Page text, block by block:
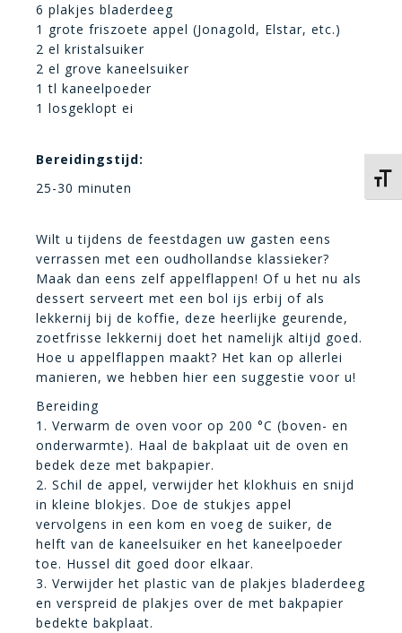
6 plakjes bladerdeeg
1 grote friszoete appel (Jonagold, Elstar, etc.)
2 el kristalsuiker
2 el grove kaneelsuiker
1 tl kaneelpoeder
1 losgeklopt ei
Bereidingstijd:
25-30 minuten
Wilt u tijdens de feestdagen uw gasten eens
verrassen met een oudhollandse klassieker?
Maak dan eens zelf appelflappen! Of u het nu als
dessert serveert met een bol ijs erbij of als
lekkernij bij de koffie, deze heerlijke geurende,
zoetfrisse lekkernij doet het namelijk altijd goed.
Hoe u appelflappen maakt? Het kan op allerlei
manieren, we hebben hier een suggestie voor u!
Bereiding
1. Verwarm de oven voor op 200 °C (boven- en
onderwarmte). Haal de bakplaat uit de oven en
bedek deze met bakpapier.
2. Schil de appel, verwijder het klokhuis en snijd
in kleine blokjes. Doe de stukjes appel
vervolgens in een kom en voeg de suiker, de
helft van de kaneelsuiker en het kaneelpoeder
toe. Hussel dit goed door elkaar.
3. Verwijder het plastic van de plakjes bladerdeeg
en verspreid de plakjes over de met bakpapier
bedekte bakplaat.